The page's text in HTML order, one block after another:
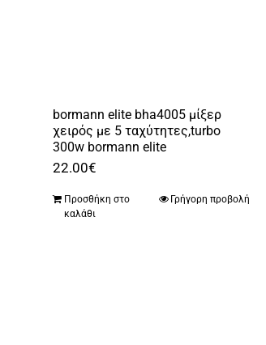
bormann elite bha4005 μίξερ
χειρός με 5 ταχύτητες,turbo
300w bormann elite
22.00€
Προσθήκη στο
καλάθι
Γρήγορη προβολή